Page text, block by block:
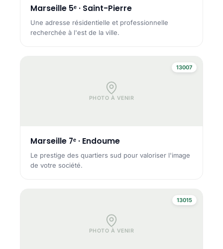
Marseille 5ᵉ · Saint-Pierre
Une adresse résidentielle et professionnelle
recherchée à l'est de la ville.
PHOTO À VENIR
13007
Marseille 7ᵉ · Endoume
Le prestige des quartiers sud pour valoriser l'image
de votre société.
PHOTO À VENIR
13015